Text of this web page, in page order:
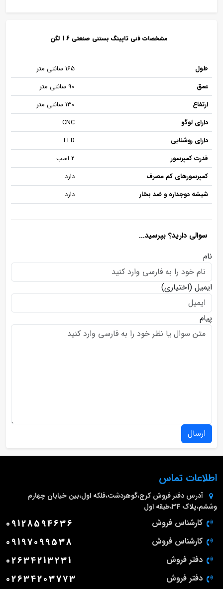
مشخصات فنی تاپینگ بستنی صنعتی 16 لگن
طول
165 سانتی متر
عمق
90 سانتی متر
ارتفاع
130 سانتی متر
دارای لوگو
CNC
دارای روشنایی
LED
قدرت کمپرسور
2 اسب
کمپرسورهای کم مصرف
دارد
شیشه دوجداره و ضد بخار
دارد
سوالی دارید؟ بپرسید...
نام
ایمیل (اختیاری)
پیام
ارسال
اطلاعات تماس
آدرس دفتر فروش کرج،گوهردشت،فلکه اول،بین خیابان چهارم
وششم،پلاک 34،طبقه اول
کارشناس فروش 09128594636
کارشناس فروش 09197099538
دفتر فروش 02634213231
دفتر فروش 02634203773